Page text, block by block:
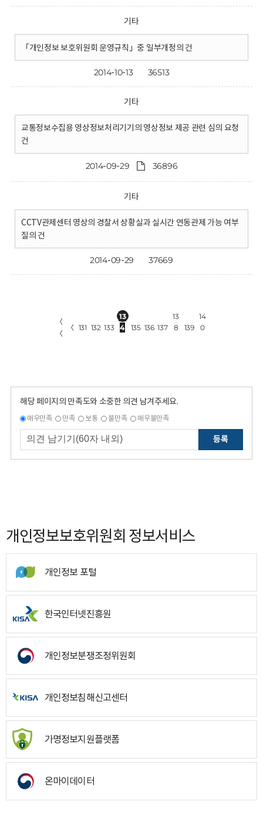
기타
「개인정보 보호위원회 운영규칙」중 일부개정의 건
2014-10-13 36513
기타
교통정보수집용 영상정보처리기기의 영상정보 제공 관련 심의 요청
건
2014-09-29 36896
기타
CCTV관제센터 영상의 경찰서 상황실과 실시간 연동관제 가능 여부
질의 건
2014-09-29 37669
〈
〈
〈 131 132 133
13
4
135 136 137
13
8
139
14
0
해당 페이지의 만족도와 소중한 의견 남겨주세요.
매우만족 만족 보통 불만족 매우불만족
등록
개인정보보호위원회 정보서비스
개인정보 포털
한국인터넷진흥원
개인정보분쟁조정위원회
개인정보침해신고센터
가명정보지원플랫폼
온마이데이터